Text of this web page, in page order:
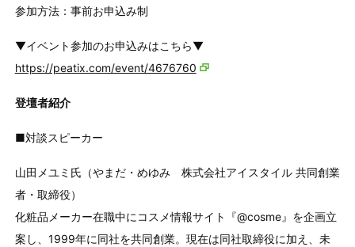
参加方法：事前お申込み制
▼イベント参加のお申込みはこちら▼
https://peatix.com/event/4676760
登壇者紹介
■対談スピーカー
山田メユミ氏（やまだ・めゆみ 株式会社アイスタイル 共同創業
者・取締役）
化粧品メーカー在職中にコスメ情報サイト『@cosme』を企画立
案し、1999年に同社を共同創業。現在は同社取締役に加え、未